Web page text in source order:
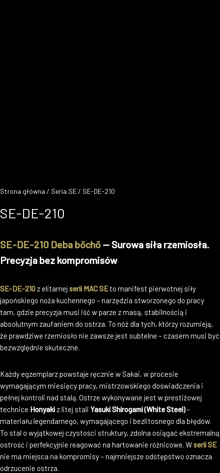
Strona główna / Seria SE/ SE-DE-210
SE-DE-210
SE-DE-210 Deba bōchō — Surowa siła rzemiosła.
Precyzja bez kompromisów
SE-DE-210 z elitarnej serii MAC SEto manifest pierwotnej siły
japońskiego noża kuchennego – narzędzia stworzonego do pracy
tam, gdzie precyzja musi iść w parze z masą, stabilnością i
absolutnym zaufaniem do ostrza. To nóż dla tych, którzy rozumieją,
że prawdziwe rzemiosło nie zawsze jest subtelne – czasem musi być
bezwzględnie skuteczne.
Każdy egzemplarz powstaje ręcznie w Sakai, w procesie
wymagającym miesięcy pracy, mistrzowskiego doświadczenia i
pełnej kontroli nad stalą. Ostrze wykonywane jest w prestiżowej
technice Honyaki z litej stali Yasuki Shirogami (White Steel)–
materiału legendarnego, wymagającego i bezlitosnego dla błędów.
To stal o wyjątkowej czystości struktury, zdolna osiągać ekstremalną
ostrość i perfekcyjnie reagować na hartowanie różnicowe. Wserii SE
nie ma miejsca na kompromisy – najmniejsze odstępstwo oznacza
odrzucenie ostrza.